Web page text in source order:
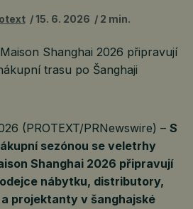
15. 6. 2026 2 min.
(PROTEXT/PRNewswire) – S
sezónou se veletrhy
Shanghai 2026 připravují
nábytku, distributory,
projektanty v šanghajské